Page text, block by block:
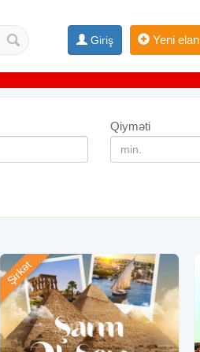
Giriş Yeni elan
Qiyməti
Şirkət